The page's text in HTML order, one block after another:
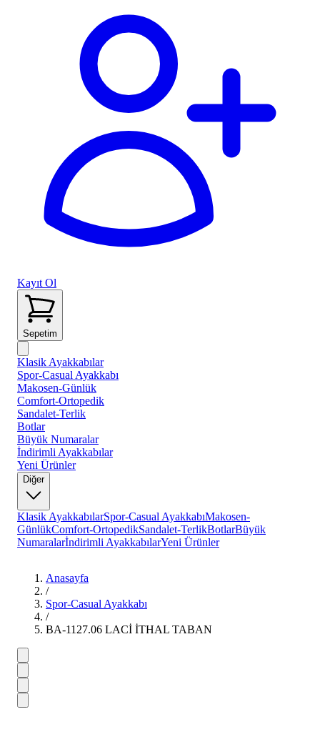
Kayıt Ol
Sepetim
Klasik Ayakkabılar
Spor-Casual Ayakkabı
Makosen-Günlük
Comfort-Ortopedik
Sandalet-Terlik
Botlar
Büyük Numaralar
İndirimli Ayakkabılar
Yeni Ürünler
Diğer
Klasik AyakkabılarSpor-Casual AyakkabıMakosen-
GünlükComfort-OrtopedikSandalet-TerlikBotlarBüyük
Numaralarİndirimli AyakkabılarYeni Ürünler
Anasayfa
/
Spor-Casual Ayakkabı
/
BA-1127.06 LACİ İTHAL TABAN